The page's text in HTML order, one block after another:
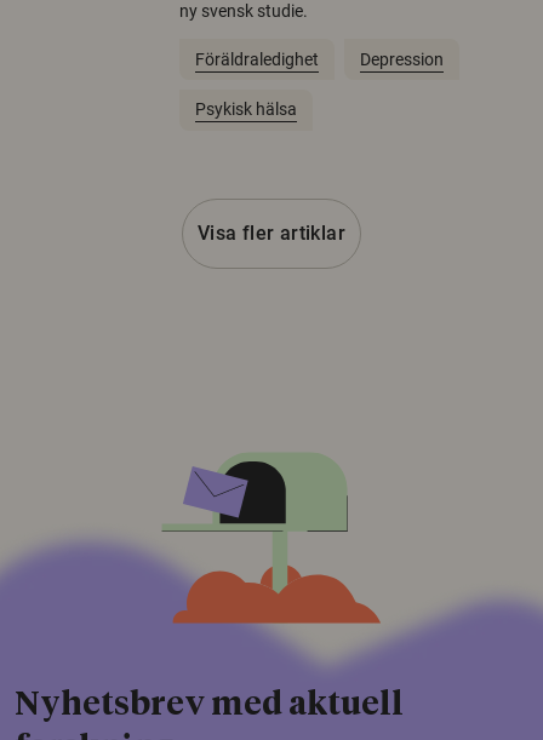
ny svensk studie.
Föräldraledighet Depression
Psykisk hälsa
Visa fler artiklar
Nyhetsbrev med aktuell